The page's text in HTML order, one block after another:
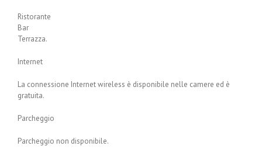
Ristorante
Bar
Terrazza.
Internet
La connessione Internet wireless è disponibile nelle camere ed è
gratuita.
Parcheggio
Parcheggio non disponibile.